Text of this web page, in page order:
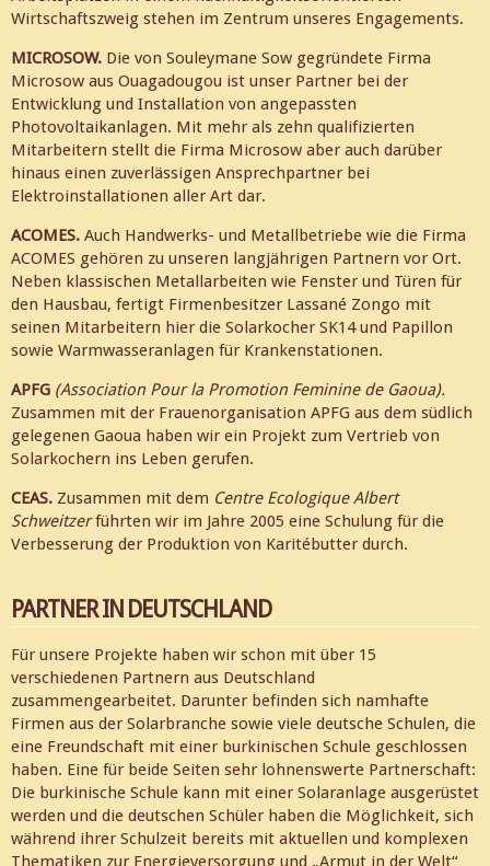
Wirtschaftszweig stehen im Zentrum unseres Engagements.
MICROSOW. Die von Souleymane Sow gegründete Firma
Microsow aus Ouagadougou ist unser Partner bei der
Entwicklung und Installation von angepassten
Photovoltaikanlagen. Mit mehr als zehn qualifizierten
Mitarbeitern stellt die Firma Microsow aber auch darüber
hinaus einen zuverlässigen Ansprechpartner bei
Elektroinstallationen aller Art dar.
ACOMES. Auch Handwerks- und Metallbetriebe wie die Firma
ACOMES gehören zu unseren langjährigen Partnern vor Ort.
Neben klassischen Metallarbeiten wie Fenster und Türen für
den Hausbau, fertigt Firmenbesitzer Lassané Zongo mit
seinen Mitarbeitern hier die Solarkocher SK14 und Papillon
sowie Warmwasseranlagen für Krankenstationen.
APFG (Association Pour la Promotion Feminine de Gaoua).
Zusammen mit der Frauenorganisation APFG aus dem südlich
gelegenen Gaoua haben wir ein Projekt zum Vertrieb von
Solarkochern ins Leben gerufen.
CEAS. Zusammen mit dem Centre Ecologique Albert
Schweitzerführten wir im Jahre 2005 eine Schulung für die
Verbesserung der Produktion von Karitébutter durch.
PARTNER IN DEUTSCHLAND
Für unsere Projekte haben wir schon mit über 15
verschiedenen Partnern aus Deutschland
zusammengearbeitet. Darunter befinden sich namhafte
Firmen aus der Solarbranche sowie viele deutsche Schulen, die
eine Freundschaft mit einer burkinischen Schule geschlossen
haben. Eine für beide Seiten sehr lohnenswerte Partnerschaft:
Die burkinische Schule kann mit einer Solaranlage ausgerüstet
werden und die deutschen Schüler haben die Möglichkeit, sich
während ihrer Schulzeit bereits mit aktuellen und komplexen